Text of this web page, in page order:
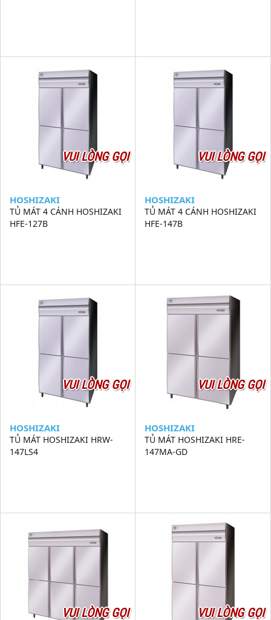
VUI LÒNG GỌI
HOSHIZAKI
TỦ MÁT 4 CÁNH HOSHIZAKI
HFE-127B
VUI LÒNG GỌI
HOSHIZAKI
TỦ MÁT 4 CÁNH HOSHIZAKI
HFE-147B
VUI LÒNG GỌI
HOSHIZAKI
TỦ MÁT HOSHIZAKI HRW-
147LS4
VUI LÒNG GỌI
HOSHIZAKI
TỦ MÁT HOSHIZAKI HRE-
147MA-GD
VUI LÒNG GỌI VUI LÒNG GỌI